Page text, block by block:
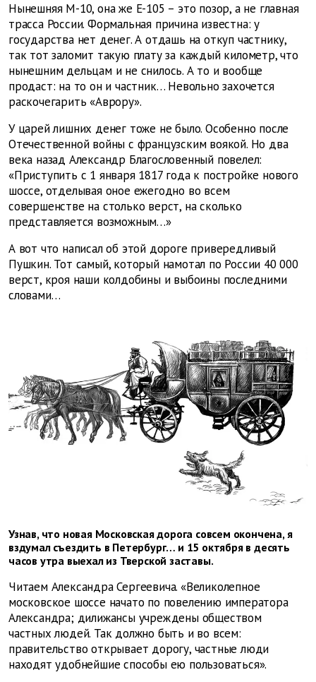
Нынешняя М-10, она же Е-105 – это позор, а не главная
трасса России. Формальная причина известна: у
государства нет денег. А отдашь на откуп частнику,
так тот заломит такую плату за каждый километр, что
нынешним дельцам и не снилось. А то и вообще
продаст: на то он и частник… Невольно захочется
раскочегарить «Аврору».
У царей лишних денег тоже не было. Особенно после
Отечественной войны с французским воякой. Но два
века назад Александр Благословенный повелел:
«Приступить с 1 января 1817 года к постройке нового
шоссе, отделывая оное ежегодно во всем
совершенстве на столько верст, на сколько
представляется возможным…»
А вот что написал об этой дороге привередливый
Пушкин. Тот самый, который намотал по России 40 000
верст, кроя наши колдобины и выбоины последними
словами…
Узнав, что новая Московская дорога совсем окончена, я
вздумал съездить в Петербург… и 15 октября в десять
часов утра выехал из Тверской заставы.
Читаем Александра Сергеевича. «Великолепное
московское шоссе начато по повелению императора
Александра; дилижансы учреждены обществом
частных людей. Так должно быть и во всем:
правительство открывает дорогу, частные люди
находят удобнейшие способы ею пользоваться».